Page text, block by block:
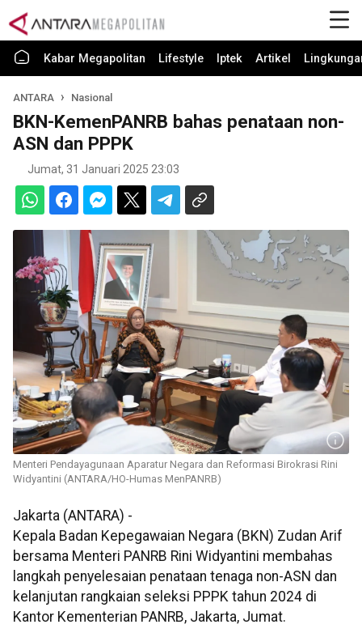
Kabar Megapolitan Lifestyle Iptek Artikel
ANTARA Nasional
BKN-KemenPANRB bahas penataan non-
ASN dan PPPK
Jumat, 31 Januari 2025 23:03
Menteri Pendayagunaan Aparatur Negara dan Reformasi Birokrasi Rini
Widyantini (ANTARA/HO-Humas MenPANRB)
Jakarta (ANTARA) -
Kepala Badan Kepegawaian Negara (BKN) Zudan Arif
bersama Menteri PANRB Rini Widyantini membahas
langkah penyelesaian penataan tenaga non-ASN dan
kelanjutan rangkaian seleksi PPPK tahun 2024 di
Kantor Kementerian PANRB, Jakarta, Jumat.